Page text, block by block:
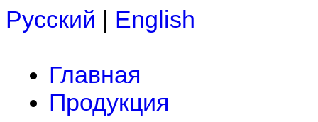
Русский | English
Главная
Продукция